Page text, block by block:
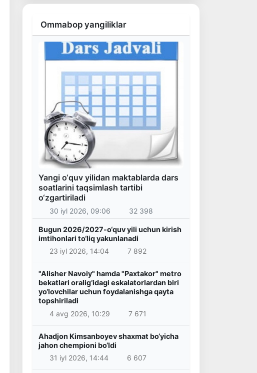
Ommabop yangiliklar
Yangi o‘quv yilidan maktablarda dars
soatlarini taqsimlash tartibi
o‘zgartiriladi
30 iyl 2026, 09:06 32 398
Bugun 2026/2027-o‘quv yili uchun kirish
imtihonlari to‘liq yakunlanadi
23 iyl 2026, 14:04
7 892
"Alisher Navoiy" hamda "Paxtakor" metro
bekatlari oralig‘idagi eskalatorlardan biri
yo‘lovchilar uchun foydalanishga qayta
topshiriladi
4 avg 2026, 10:29
7 671
Ahadjon Kimsanboyev shaxmat bo‘yicha
jahon chempioni bo‘ldi
31 iyl 2026, 14:44
6 607